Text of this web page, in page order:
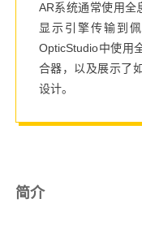
AR系统通常使用全
显示引擎传输到
OpticStudio中使用
合器，以及展示了
设计。
简介